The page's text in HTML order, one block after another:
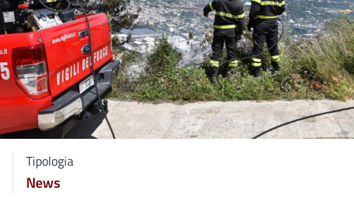
Tipologia
News